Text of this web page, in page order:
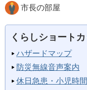
市長の部屋
くらしショートカ
ハザードマップ
防災無線音声案内
休日急患・小児時